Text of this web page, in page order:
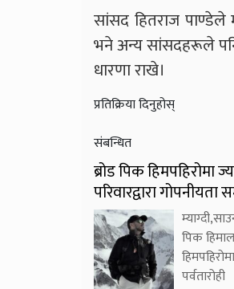
सांसद हितराज
भने अन्य सांसदहरूले
धारणा राखे।
प्रतिक्रिया दिनुहोस्
संबन्धित
ब्रोड पिक हिमपहिरोमा
परिवारद्वारा गोपनीयता
पिक
पर्वतारोही